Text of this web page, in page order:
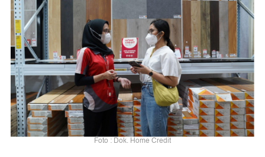
Foto : Dok. Home Credit